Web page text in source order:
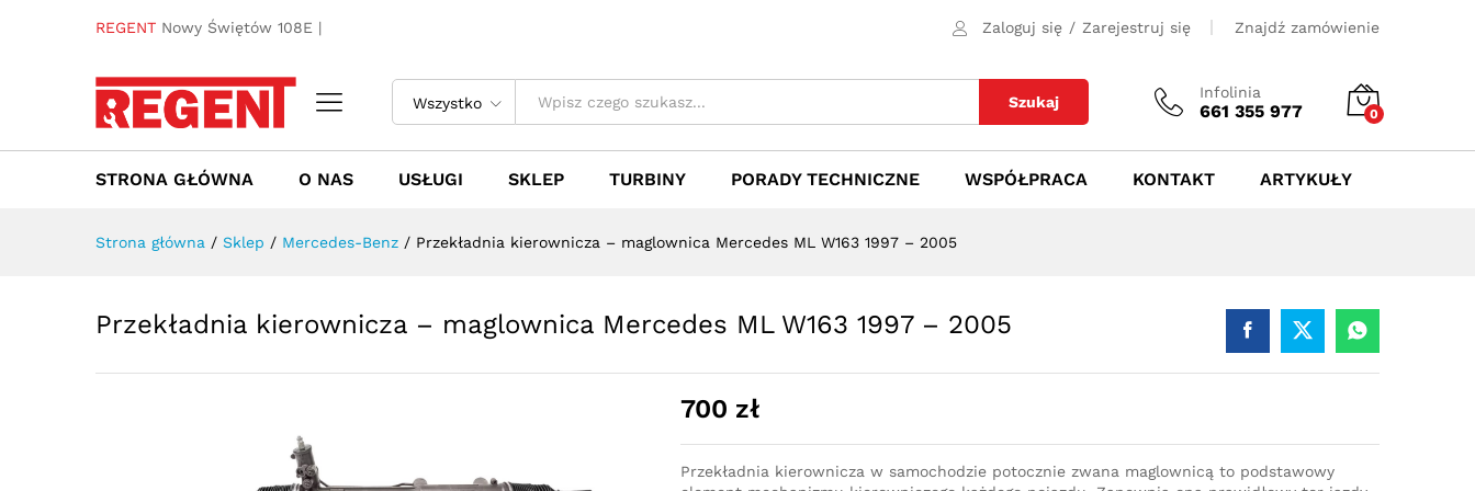
REGENT Nowy Świętów 108E | Zaloguj się / Zarejestruj się Znajdź zamówienie
Wszystko Szukaj
Infolinia
661 355 977 0
STRONA GŁÓWNA O NAS USŁUGI SKLEP TURBINY PORADY TECHNICZNE WSPÓŁPRACA KONTAKT ARTYKUŁY
Strona główna / Sklep / Mercedes-Benz / Przekładnia kierownicza – maglownica Mercedes ML W163 1997 – 2005
Przekładnia kierownicza – maglownica Mercedes ML W163 1997 – 2005
700 zł
Przekładnia kierownicza w samochodzie potocznie zwana maglownicą to podstawowy
Towar / Usługa Specyfikacja
700zł Dodaj do koszyka